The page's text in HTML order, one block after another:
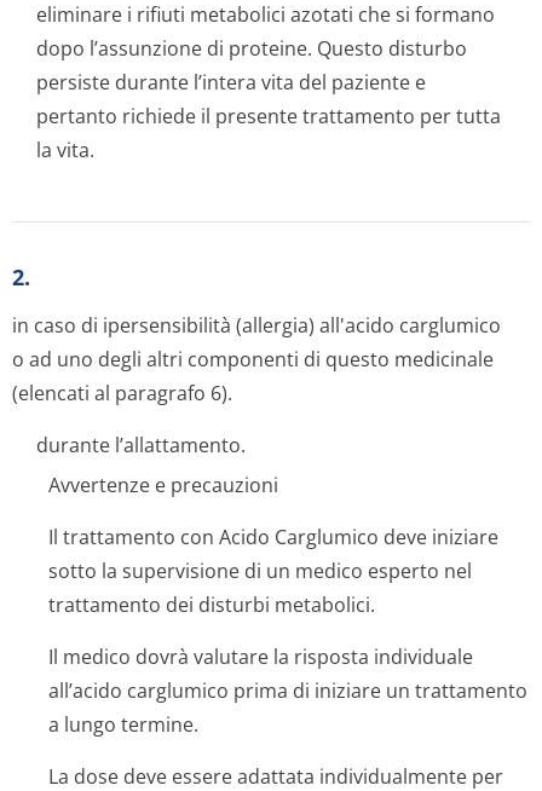
eliminare i rifiuti metabolici azotati che si formano
dopo l’assunzione di proteine. Questo disturbo
persiste durante l’intera vita del paziente e
pertanto richiede il presente trattamento per tutta
la vita.
2.
in caso di ipersensibilità (allergia) all'acido carglumico
o ad uno degli altri componenti di questo medicinale
(elencati al paragrafo 6).
durante l’allattamento.
Avvertenze e precauzioni
Il trattamento con Acido Carglumico deve iniziare
sotto la supervisione di un medico esperto nel
trattamento dei disturbi metabolici.
Il medico dovrà valutare la risposta individuale
all’acido carglumico prima di iniziare un trattamento
a lungo termine.
La dose deve essere adattata individualmente per